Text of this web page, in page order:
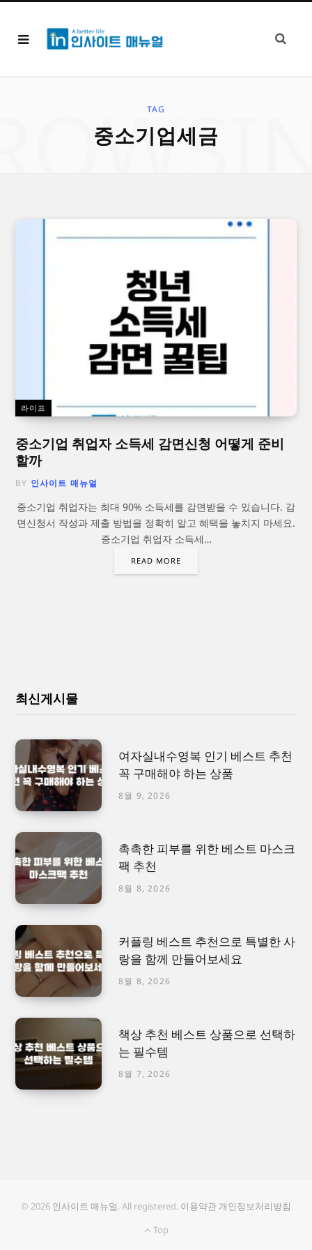
TAG
중소기업세금
라이프
중소기업 취업자 소득세 감면신청 어떻게 준비
할까
BY 인사이트 매뉴얼
중소기업 취업자는 최대 90% 소득세를 감면받을 수 있습니다. 감
면신청서 작성과 제출 방법을 정확히 알고 혜택을 놓치지 마세요.
중소기업 취업자 소득세…
READ MORE
최신게시물
여자실내수영복 인기 베스트 추천
꼭 구매해야 하는 상품
8월 9, 2026
촉촉한 피부를 위한 베스트 마스크
팩 추천
8월 8, 2026
커플링 베스트 추천으로 특별한 사
랑을 함께 만들어보세요
8월 8, 2026
책상 추천 베스트 상품으로 선택하
는 필수템
8월 7, 2026
© 2026 인사이트 매뉴얼. All registered. 이용약관 개인정보처리방침
Top